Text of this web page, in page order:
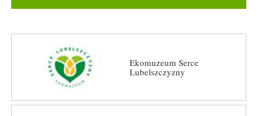
Ekomuzeum Serce
Lubelszczyzny